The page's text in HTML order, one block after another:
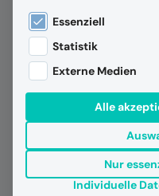
Es folgt eine Liste
Essenziell
Statistik
Externe Medien
Alle
Nur
Individuelle